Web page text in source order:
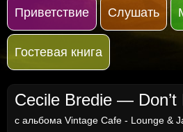
Приветствие Слушать
Гостевая книга
Cecile Bredie — Don’t
с альбома Vintage Cafe - Lounge &